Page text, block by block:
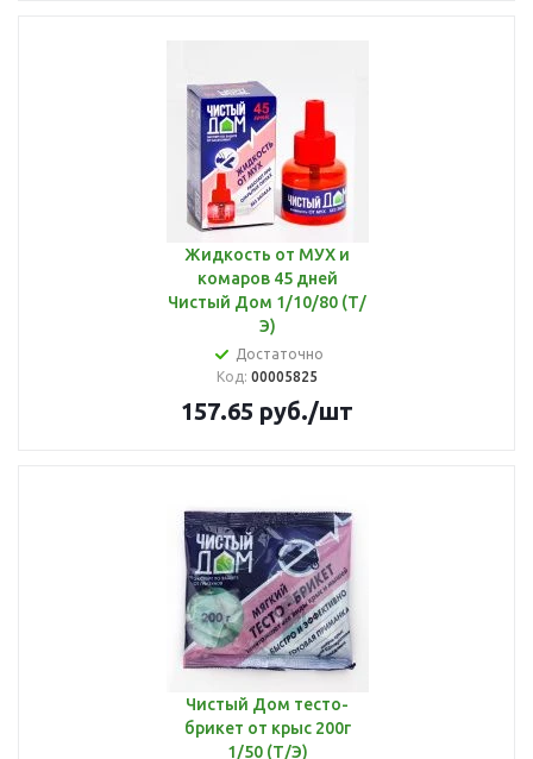
Жидкость от МУХ и
комаров 45 дней
Чистый Дом 1/10/80 (Т/
Э)
Достаточно
Код: 00005825
157.65 руб./шт
Чистый Дом тесто-
брикет от крыс 200г
1/50 (Т/Э)